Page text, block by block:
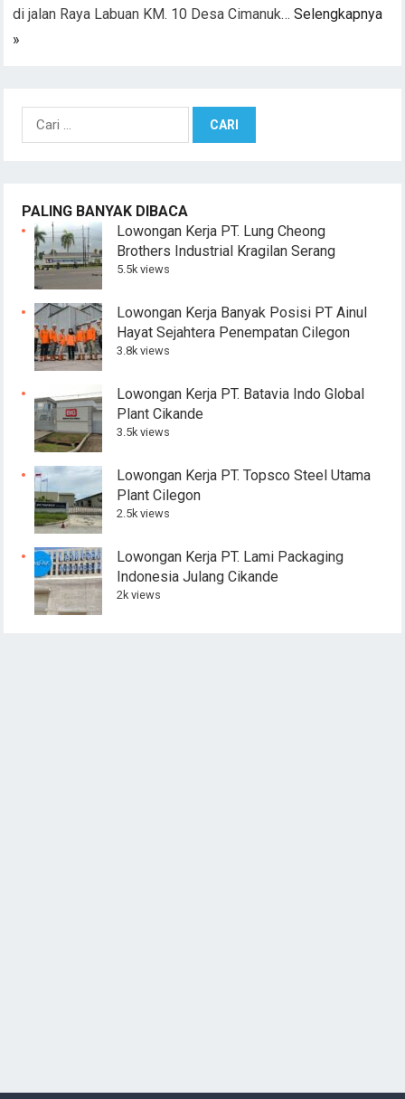
di jalan Raya Labuan KM. 10 Desa Cimanuk…Selengkapnya
»
Cari
untuk:
PALING BANYAK DIBACA
Lowongan Kerja PT. Lung Cheong
Brothers Industrial Kragilan Serang
5.5k views
Lowongan Kerja Banyak Posisi PT Ainul
Hayat Sejahtera Penempatan Cilegon
3.8k views
Lowongan Kerja PT. Batavia Indo Global
Plant Cikande
3.5k views
Lowongan Kerja PT. Topsco Steel Utama
Plant Cilegon
2.5k views
Lowongan Kerja PT. Lami Packaging
Indonesia Julang Cikande
2k views